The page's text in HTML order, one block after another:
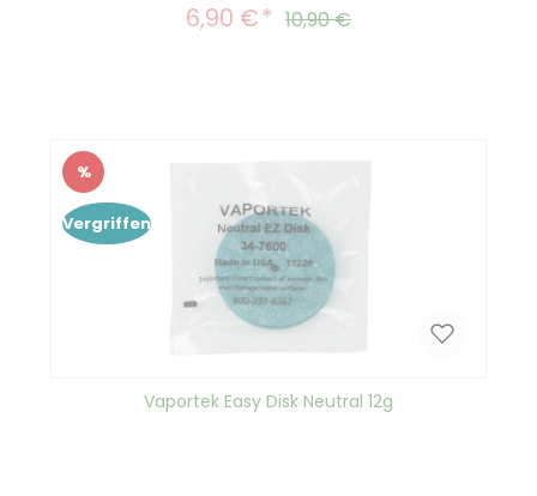
Verkaufspreis:
6,90 € Regulärer Preis:
10,90 €
Rabatt
%
Vergriffen
Vaportek Easy Disk Neutral 12g